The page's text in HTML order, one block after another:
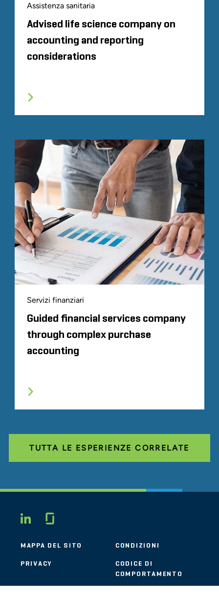
Assistenza sanitaria
Advised life science company on
accounting and reporting
considerations
Servizi finanziari
Guided financial services company
through complex purchase
accounting
TUTTA LE ESPERIENZE CORRELATE
LINKEDIN
MAPPA DEL SITO CONDIZIONI
PRIVACY
CODICE DI
COMPORTAMENTO